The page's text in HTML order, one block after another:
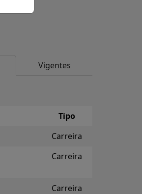
Vigentes
Tipo
Carreira
Carreira
Carreira